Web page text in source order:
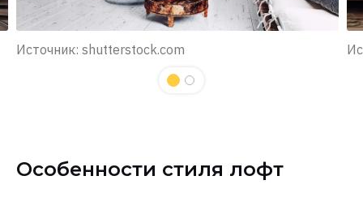
Источник: shutterstock.com
Особенности стиля лофт